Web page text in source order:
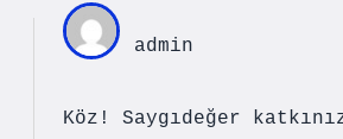
admin
Köz! Saygıdeğer